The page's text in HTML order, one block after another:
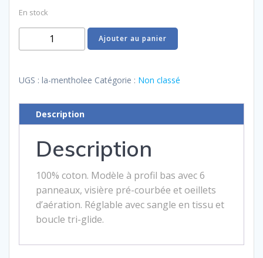
En stock
quantité
de
Mentholée
Ajouter au panier
UGS : la-mentholee Catégorie : Non classé
Description
Description
100% coton. Modèle à profil bas avec 6
panneaux, visière pré-courbée et oeillets
d’aération. Réglable avec sangle en tissu et
boucle tri-glide.